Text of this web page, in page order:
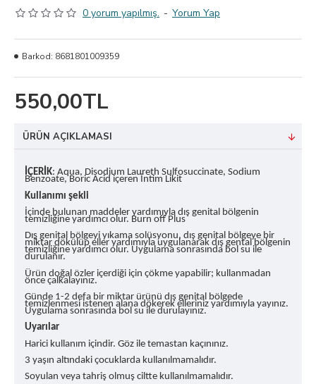
0 yorum yapılmış. - Yorum Yap
550,00TL
Barkod: 8681801009359
ÜRÜN AÇIKLAMASI
İÇERİK: Aqua, Disodium Laureth Sulfosuccinate, Sodium
Benzoate, Boric Acid içeren İntim Likit
Kullanımı şekli
İçinde bulunan maddeler yardımıyla dış genital bölgenin
temizliğine yardımcı olur. Burn off Plus
Dış genital bölgeyi yıkama solüsyonu, dış genital bölgeye bir
miktar dökülüp eller yardımıyla uygulanarak dış gental bölgenin
temizliğine yardımcı olur. Uygulama sonrasında bol su ile
durulanır.
Ürün doğal özler içerdiği için çökme yapabilir; kullanmadan
önce çalkalayınız.
Günde 1-2 defa bir miktar ürünü dış genital bölgede
temizlenmesi istenen alana dökerek elleriniz yardımıyla yayınız.
Uygulama sonrasında bol su ile durulayınız.
Uyarılar
Harici kullanım içindir. Göz ile temastan kaçınınız.
3 yaşın altındaki çocuklarda kullanılmamalıdır.
Soyulan veya tahriş olmuş ciltte kullanılmamalıdır.